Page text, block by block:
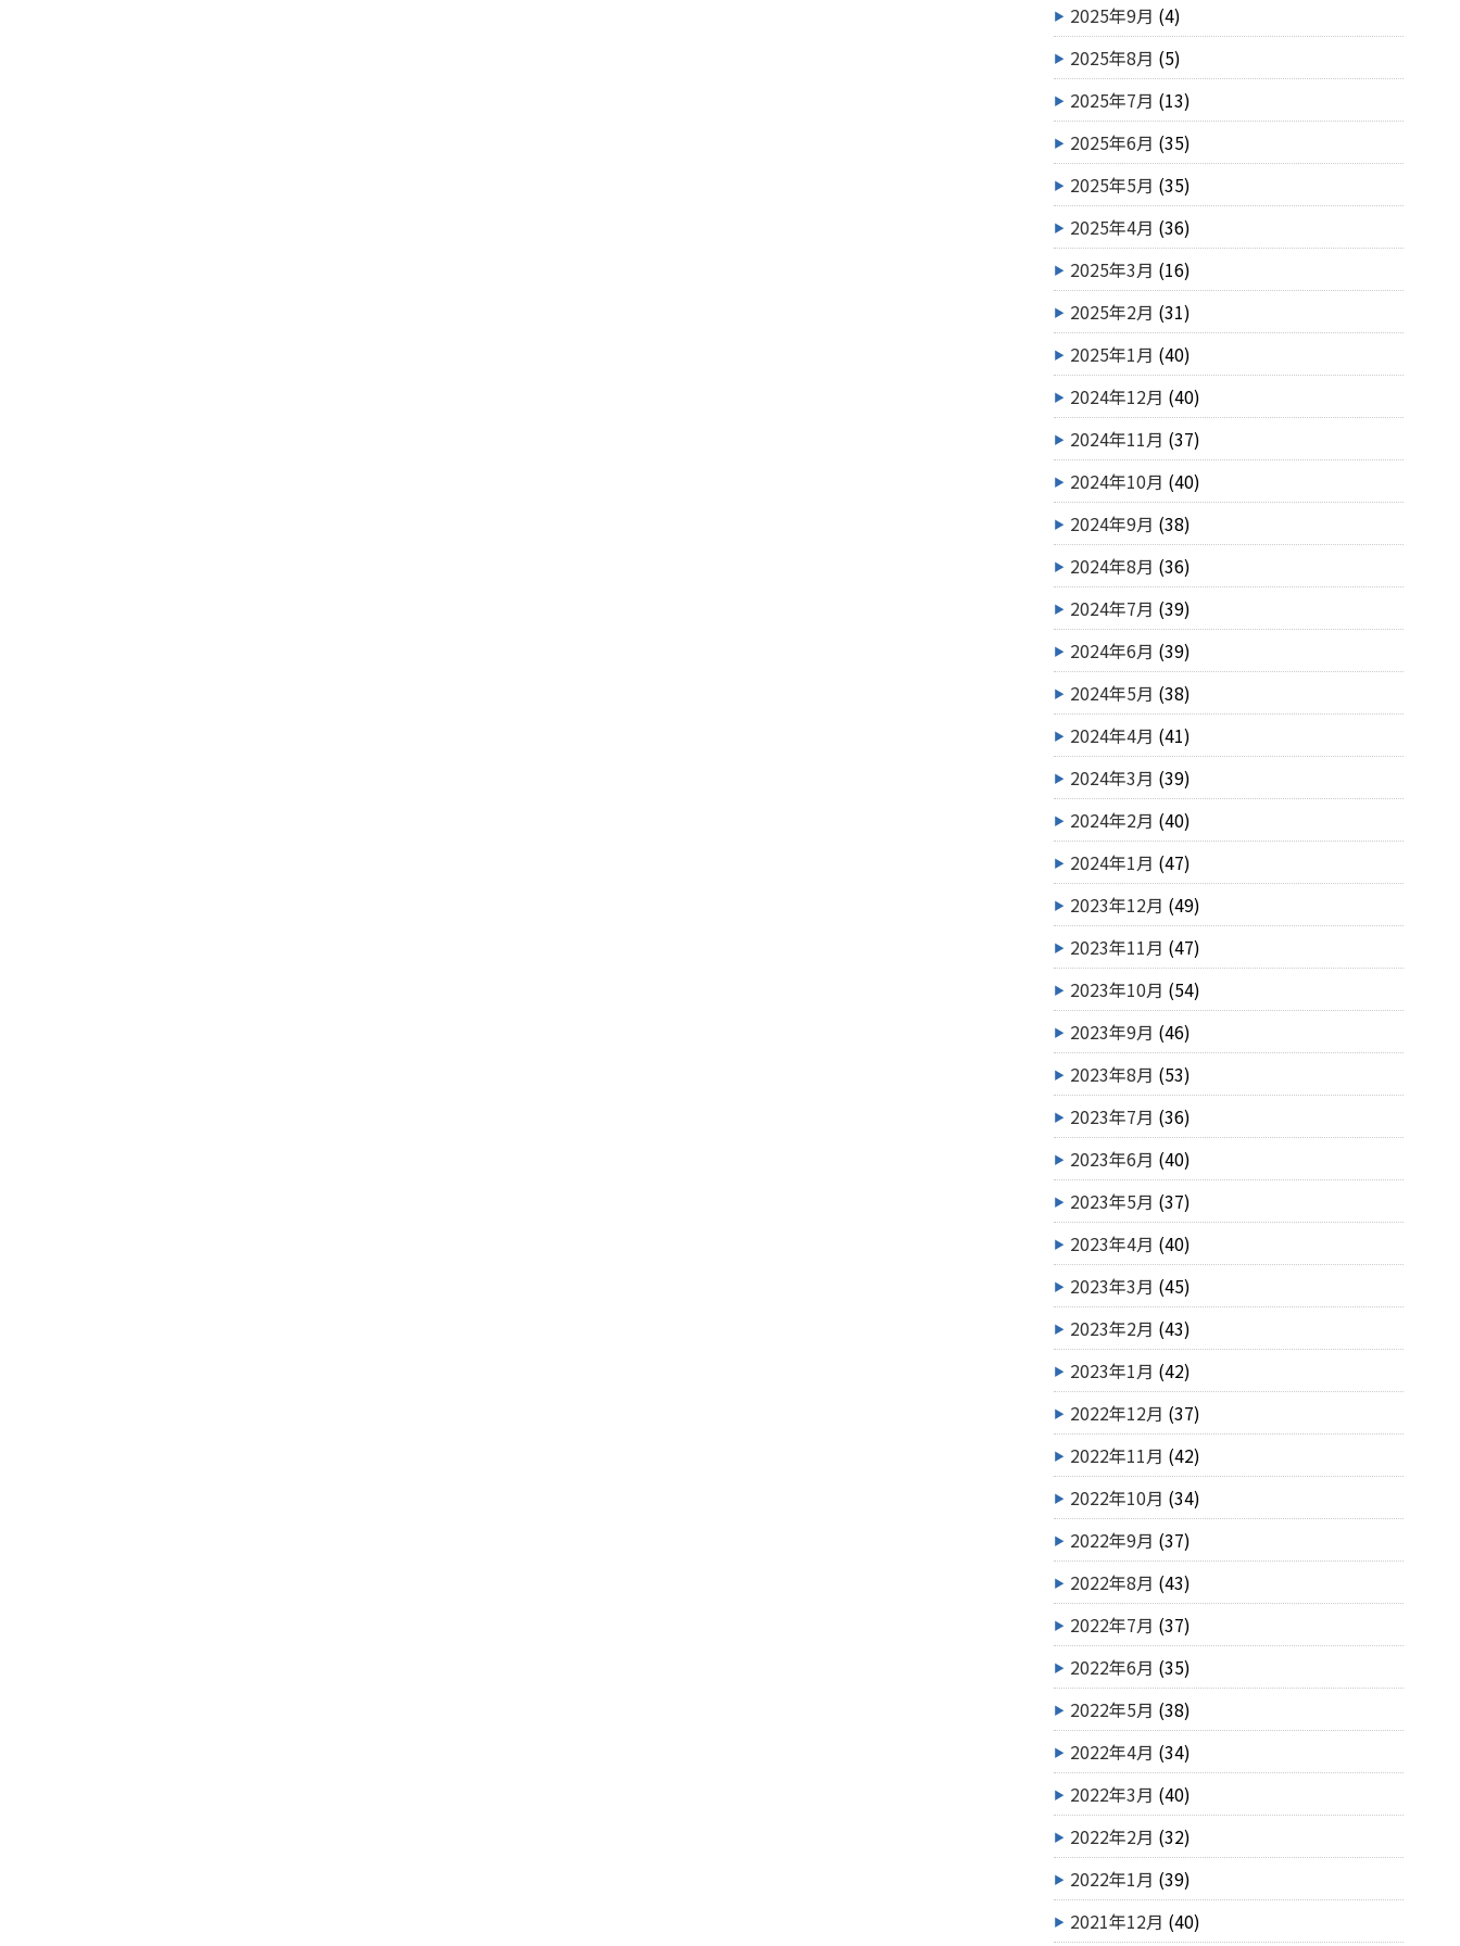
2025年9月 (4)
2025年8月 (5)
2025年7月 (13)
2025年6月 (35)
2025年5月 (35)
2025年4月 (36)
2025年3月 (16)
2025年2月 (31)
2025年1月 (40)
2024年12月 (40)
2024年11月 (37)
2024年10月 (40)
2024年9月 (38)
2024年8月 (36)
2024年7月 (39)
2024年6月 (39)
2024年5月 (38)
2024年4月 (41)
2024年3月 (39)
2024年2月 (40)
2024年1月 (47)
2023年12月 (49)
2023年11月 (47)
2023年10月 (54)
2023年9月 (46)
2023年8月 (53)
2023年7月 (36)
2023年6月 (40)
2023年5月 (37)
2023年4月 (40)
2023年3月 (45)
2023年2月 (43)
2023年1月 (42)
2022年12月 (37)
2022年11月 (42)
2022年10月 (34)
2022年9月 (37)
2022年8月 (43)
2022年7月 (37)
2022年6月 (35)
2022年5月 (38)
2022年4月 (34)
2022年3月 (40)
2022年2月 (32)
2022年1月 (39)
2021年12月 (40)